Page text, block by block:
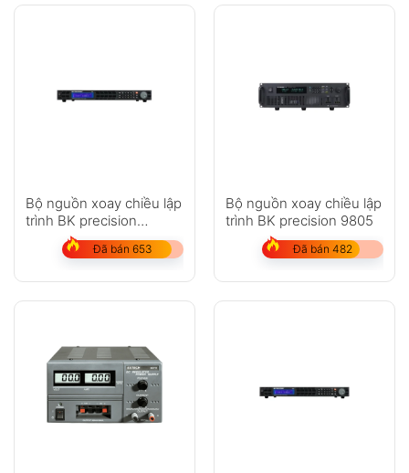
Bộ nguồn xoay chiều lập
trình BK precision
XLN30052-GL
Đã bán 653
Bộ nguồn xoay chiều lập
trình BK precision 9805
Đã bán 482